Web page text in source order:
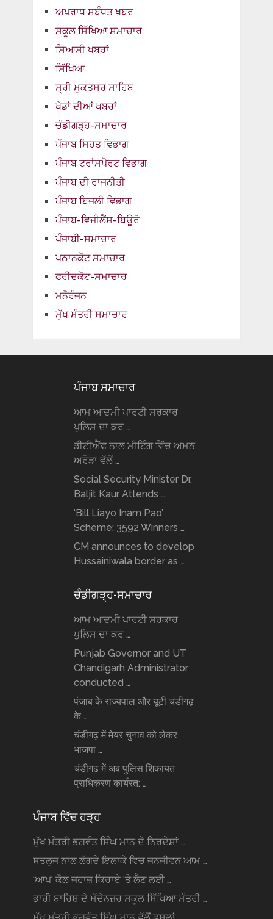
ਅਪਰਾਧ ਸਬੰਧਤ ਖਬਰ
ਸਕੂਲ ਸਿੱਖਿਆ ਸਮਾਚਾਰ
ਸਿਆਸੀ ਖਬਰਾਂ
ਸਿੱਖਿਆ
ਸ੍ਰੀ ਮੁਕਤਸਰ ਸਾਹਿਬ
ਖੇਡਾਂ ਦੀਆਂ ਖਬਰਾਂ
ਚੰਡੀਗੜ੍ਹ-ਸਮਾਚਾਰ
ਪੰਜਾਬ ਸਿਹਤ ਵਿਭਾਗ
ਪੰਜਾਬ ਟਰਾਂਸਪੋਰਟ ਵਿਭਾਗ
ਪੰਜਾਬ ਦੀ ਰਾਜਨੀਤੀ
ਪੰਜਾਬ ਬਿਜਲੀ ਵਿਭਾਗ
ਪੰਜਾਬ-ਵਿਜੀਲੈਂਸ-ਬਿਊਰੋ
ਪੰਜਾਬੀ-ਸਮਾਚਾਰ
ਪਠਾਨਕੋਟ ਸਮਾਚਾਰ
ਫਰੀਦਕੋਟ-ਸਮਾਚਾਰ
ਮਨੋਰੰਜਨ
ਮੁੱਖ ਮੰਤਰੀ ਸਮਾਚਾਰ
ਪੰਜਾਬ ਸਮਾਚਾਰ
ਆਮ ਆਦਮੀ ਪਾਰਟੀ ਸਰਕਾਰ
ਪੁਲਿਸ ਦਾ ਕਰ …
ਡੀਟੀਐੱਫ ਨਾਲ ਮੀਟਿੰਗ ਵਿੱਚ ਅਮਨ
ਅਰੋੜਾ ਵੱਲੋਂ …
Social Security Minister Dr.
Baljit Kaur Attends …
‘Bill Liayo Inam Pao’
Scheme: 3592 Winners …
CM announces to develop
Hussainiwala border as …
ਚੰਡੀਗੜ੍ਹ-ਸਮਾਚਾਰ
ਆਮ ਆਦਮੀ ਪਾਰਟੀ ਸਰਕਾਰ
ਪੁਲਿਸ ਦਾ ਕਰ …
Punjab Governor and UT
Chandigarh Administrator
conducted …
पंजाब के राज्यपाल और यूटी चंडीगढ़
के …
चंडीगढ़ में मेयर चुनाव को लेकर
भाजपा …
चंडीगढ़ में अब पुलिस शिकायत
प्राधिकरण कार्यरत: …
ਪੰਜਾਬ ਵਿੱਚ ਹੜ੍ਹ
ਮੁੱਖ ਮੰਤਰੀ ਭਗਵੰਤ ਸਿੰਘ ਮਾਨ ਦੇ ਨਿਰਦੇਸ਼ਾਂ …
ਸਤਲੁਜ ਨਾਲ ਲੱਗਦੇ ਇਲਾਕੇ ਵਿਚ ਜਨਜੀਵਨ ਆਮ …
‘ਆਪ’ ਕੋਲ ਜਹਾਜ਼ ਕਿਰਾਏ ‘ਤੇ ਲੈਣ ਲਈ …
ਭਾਰੀ ਬਾਰਿਸ਼ ਦੇ ਮੱਦੇਨਜ਼ਰ ਸਕੂਲ ਸਿੱਖਿਆ ਮੰਤਰੀ …